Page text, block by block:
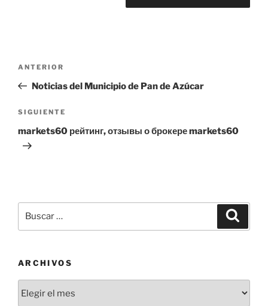
entradas
Entrada
anterior:
ANTERIOR
Noticias del Municipio de Pan de Azúcar
Siguiente
entrada
SIGUIENTE
markets60 рейтинг, отзывы о брокере markets60
por:
ARCHIVOS